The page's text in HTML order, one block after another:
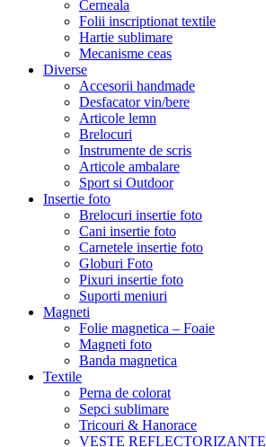
Cerneala
Folii inscriptionat textile
Hartie sublimare
Mecanisme ceas
Diverse
Accesorii handmade
Desfacator vin/bere
Articole lemn
Brelocuri
Instrumente de scris
Articole ambalare
Sport si Outdoor
Insertie foto
Brelocuri insertie foto
Cani insertie foto
Carnetele insertie foto
Globuri Foto
Pixuri insertie foto
Suporti meniuri
Magneti
Folie magnetica – Foaie
Magneti foto
Banda magnetica
Textile
Perna de colorat
Sepci sublimare
Tricouri & Hanorace
VESTE REFLECTORIZANTE